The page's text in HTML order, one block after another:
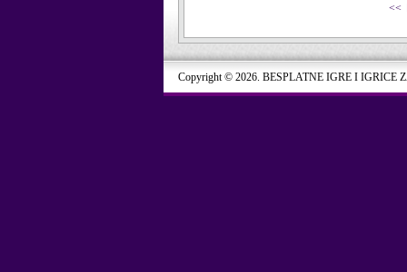
<<
Copyright © 2026. BESPLATNE IGRE I IGRICE